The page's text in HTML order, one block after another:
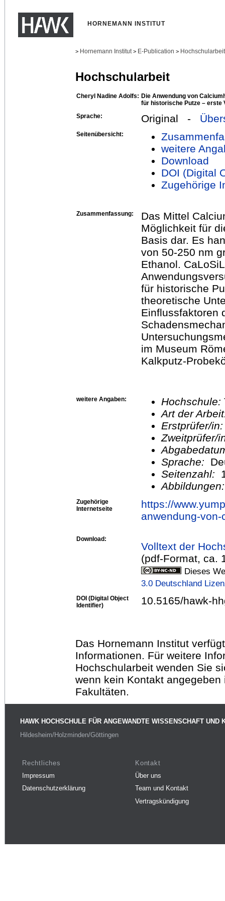
HORNEMANN INSTITUT
> Hornemann Institut > E-Publication >
Hochschularbeit
Cheryl Nadine Adolfs: Die Anwendung von
für historische Putze – erste
Sprache:
Original -
Seitenübersicht:
weitere
Download
DOI (Digital
Zugehörige
Zusammenfassung:
Das Mittel
Möglichkeit für
Basis dar. Es
von 50-250 nm
Ethanol.
für historische
theoretische
Einflussfaktoren
im Museum
Kalkputz-
weitere Angaben: Hochschule:
Art der
Erstprüfer/
Sprache:
Seitenzahl:
Zugehörige
Internetseite
https://
anwendung-
Download:
Volltext der
(pdf-Format, ca.
Dieses
3.0 Deutschland
DOI (Digital Object
Identifier)
10.5165/hawk-
Das Hornemann Institut
Informationen. Für weitere
Hochschularbeit wenden Sie
wenn kein Kontakt
Fakultäten.
HAWK HOCHSCHULE FÜR ANGEWANDTE WISSENSCHAFT UND
Hildesheim/Holzminden/Göttingen
Rechtliches
Impressum
Datenschutzerklärung
Kontakt
Über uns
Team und Kontakt
Vertragskündigung